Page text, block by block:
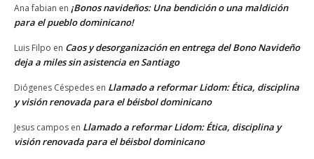
Ana fabian en ¡Bonos navideños: Una bendición o una maldición
para el pueblo dominicano!
Luis Filpo en Caos y desorganización en entrega del Bono Navideño
deja a miles sin asistencia en Santiago
Diógenes Céspedes en Llamado a reformar Lidom: Ética, disciplina
y visión renovada para el béisbol dominicano
Jesus campos en Llamado a reformar Lidom: Ética, disciplina y
visión renovada para el béisbol dominicano